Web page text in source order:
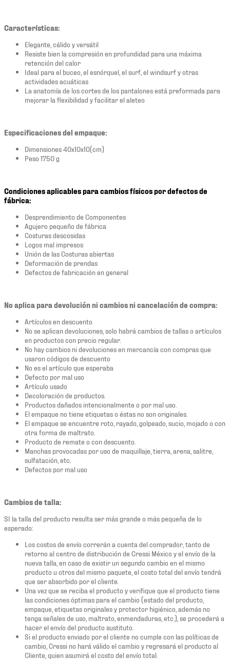
Características:
Elegante, cálido y versátil
Resiste bien la compresión en profundidad para una máxima
retención del calor
Ideal para el buceo, el esnórquel, el surf, el windsurf y otras
actividades acuáticas
La anatomía de los cortes de los pantalones está preformada para
mejorar la flexibilidad y facilitar el aleteo
Especificaciones del empaque:
Dimensiones 40x10x10(cm)
Peso 1750 g
Condiciones aplicables para cambios físicos por defectos de
fábrica:
Desprendimiento de Componentes
Agujero pequeño de fábrica
Costuras descosidas
Logos mal impresos
Unión de las Costuras abiertas
Deformación de prendas
Defectos de fabricación en general
No aplica para devolución ni cambios ni cancelación de compra:
Artículos en descuento
No se aplican devoluciones, solo habrá cambios de tallas o artículos
en productos con precio regular.
No hay cambios ni devoluciones en mercancía con compras que
usaron códigos de descuento
No es el artículo que esperaba
Defecto por mal uso
Artículo usado
Decoloración de productos.
Productos dañados intencionalmente o por mal uso.
El empaque no tiene etiquetas o éstas no son originales.
El empaque se encuentre roto, rayado, golpeado, sucio, mojado o con
otra forma de maltrato.
Producto de remate o con descuento.
Manchas provocadas por uso de maquillaje, tierra, arena, salitre,
sulfatación, etc.
Defectos por mal uso
Cambios de talla:
SI la talla del producto resulta ser más grande o más pequeña de lo
esperado:
Los costos de envío correrán a cuenta del comprador, tanto de
retorno al centro de distribución de Cressi México y el envío de la
nueva talla, en caso de existir un segundo cambio en el mismo
producto u otros del mismo paquete, el costo total del envío tendrá
que ser absorbido por el cliente.
Una vez que se reciba el producto y verifique que el producto tiene
las condiciones óptimas para el cambio (estado del producto,
empaque, etiquetas originales y protector higiénico, además no
tenga señales de uso, maltrato, enmendaduras, etc.), se procederá a
hacer el envío del producto sustituto.
Si el producto enviado por el cliente no cumple con las políticas de
cambio, Cressi no hará válido el cambio y regresará el producto al
Cliente, quien asumirá el costo del envío total.